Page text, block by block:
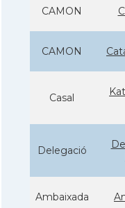
CAMON
CAMON
Casal
Delegació
Ambaixada